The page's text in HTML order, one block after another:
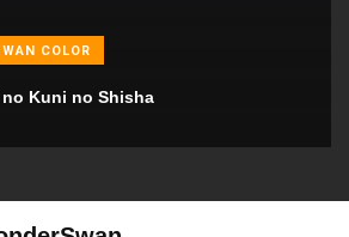
COLOR
Kuni no Shisha